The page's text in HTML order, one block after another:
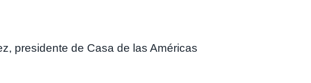
presidente de Casa de las Américas